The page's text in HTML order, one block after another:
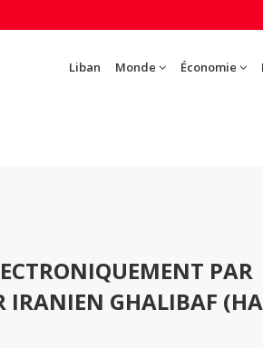
Liban Monde Économie
PAR
IRANIEN GHALIBAF